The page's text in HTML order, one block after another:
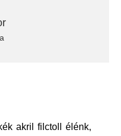
akril filctoll élénk,